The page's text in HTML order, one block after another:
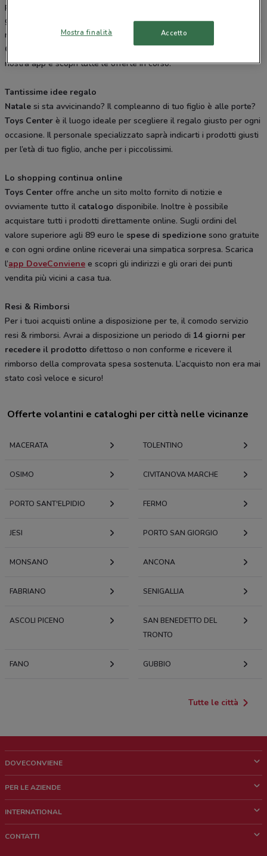
prodotto. Da
giochi di società da Toys Center troverai sempre tutti i giocattoli più
nuovi a prezzi competitivi. Sfoglia il
volantino Toys
Center
direttamente sul sito DoveConviene o scaricando gratis la
nostra app e scopri tutte le offerte in corso.
Tantissime idee regalo
Natale si sta avvicinando? Il compleanno di tuo figlio è alle porte?
Toys Center è il luogo ideale per scegliere il regalo giusto per ogni
occasione. Il personale specializzato saprà indicarti i prodotti giusti
per l’età di tuo figlio, anche per i piccolissimi.
Lo shopping continua online
Toys Center offre anche un sito molto fornito di notizie e
ovviamente tutto il catalogo disponibile. Inoltre è possibile
acquistare tutti i prodotti direttamente online. Sugli ordini del
valore superiore agli 89 euro le spese di spedizione sono gratuite
e con ogni ordine online riceverai una simpatica sorpresa. Scarica
l’app DoveConviene e scopri gli indirizzi e gli orari dei punti
vendita più vicini a casa tua.
Resi & Rimborsi
Per i tuoi acquisti online a disposizione per te, il comodo servizio
resi & rimborsi. Avrai a disposizione un periodo di 14 giorni per
recedere il prodotto difettoso o non conforme e ricevere il
rimborso della comprovata spesa sostenuta. L’acquisto non era mai
stato così veloce e sicuro!
Offerte volantini e cataloghi per città nelle vicinanze
MACERATA TOLENTINO
OSIMO CIVITANOVA MARCHE
PORTO SANT'ELPIDIO FERMO
JESI PORTO SAN GIORGIO
MONSANO ANCONA
FABRIANO SENIGALLIA
ASCOLI PICENO
SAN BENEDETTO DEL
TRONTO
FANO GUBBIO
Tutte le città
DOVECONVIENE
Chi siamo
Lavora con noi
PER LE AZIENDE
Richieste commerciali e marketing
INTERNATIONAL
CONTATTI
Mostra finalità Accetto